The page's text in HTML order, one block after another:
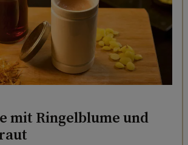
mit Ringelblume und